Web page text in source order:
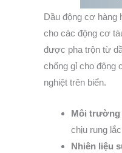
Dầu động cơ hàng
cho các động cơ
được pha trộn từ
chống gỉ cho động
nghiệt trên biển.
Môi trường
chịu rung
Nhiên liệu